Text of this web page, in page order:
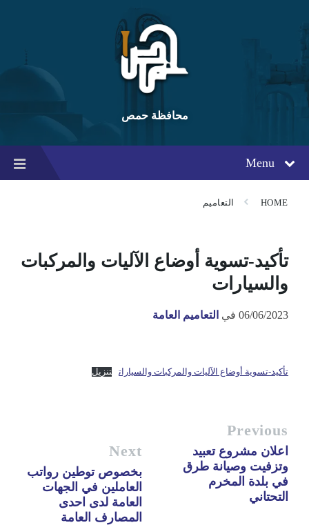
content
main
navigation
footer
محافظة حمص
Menu
HOME التعاميم
تأكيد-تسوية أوضاع الآليات والمركبات
والسيارات
06/06/2023 في التعاميم العامة
تأكيد-تسوية أوضاع الآليات والمركبات والسيارات تنزيل
Previous
اعلان مشروع تعبيد
وتزفيت وصيانة طرق
في بلدة المخرم
التحتاني
Next
بخصوص توطين رواتب
العاملين في الجهات
العامة لدى احدى
المصارف العامة